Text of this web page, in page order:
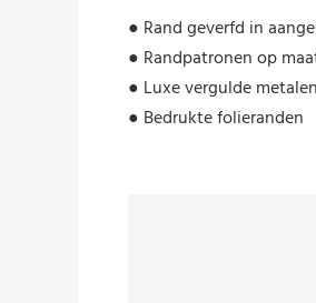
● Rand geverfd in
● Randpatronen op
● Luxe vergulde
● Bedrukte folieranden